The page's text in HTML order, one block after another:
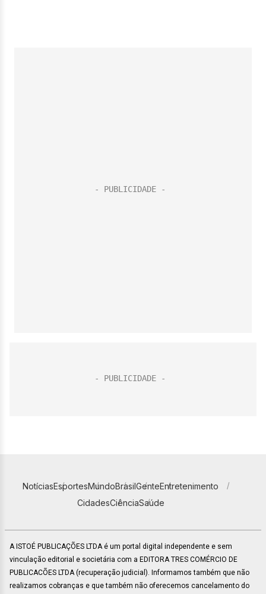
NotíciasEsportesMundoBrasilGenteEntretenimento
CidadesCiênciaSaúde
A ISTOÉ PUBLICAÇÕES LTDA é um portal digital independente e sem
vinculação editorial e societária com a EDITORA TRES COMÉRCIO DE
PUBLICACÕES LTDA (recuperação judicial). Informamos também que não
realizamos cobranças e que também não oferecemos cancelamento do